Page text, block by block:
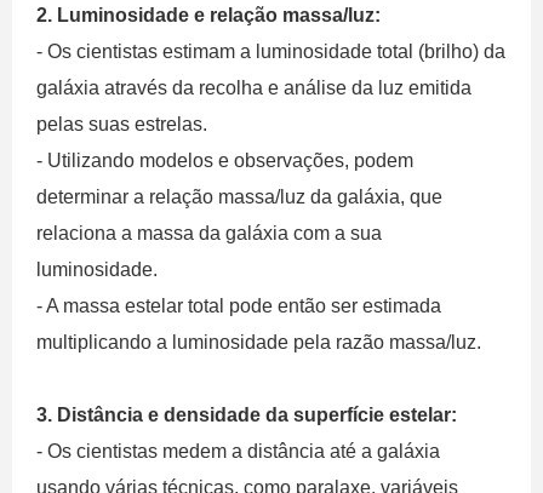
2. Luminosidade e relação massa/luz:
- Os cientistas estimam a luminosidade total (brilho) da
galáxia através da recolha e análise da luz emitida
pelas suas estrelas.
- Utilizando modelos e observações, podem
determinar a relação massa/luz da galáxia, que
relaciona a massa da galáxia com a sua
luminosidade.
- A massa estelar total pode então ser estimada
multiplicando a luminosidade pela razão massa/luz.
3. Distância e densidade da superfície estelar:
- Os cientistas medem a distância até a galáxia
usando várias técnicas, como paralaxe, variáveis ​​